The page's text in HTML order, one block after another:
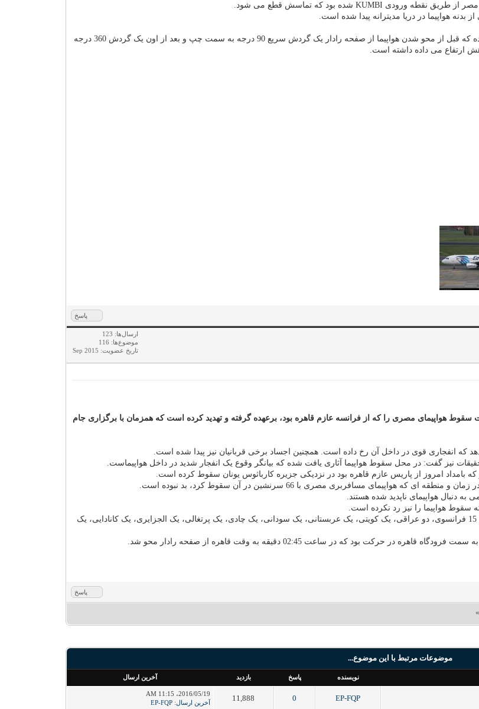
مقامات نظامی یونان هم قبل از آن گزارش داده بودند رادار آن ها نشان داده که قبل از محو شدن هواپیما از صفحه رادار یک گردش سریع 90 درجه به سمت چپ و بعد از اون یک گردش 360 درجه
پاسخ
ارسال‌ها: 123
موضوع‌ها: 116
تاریخ عضویت: Sep 2015
هواپیمای مصری را که از فرانسه عازم قاهره بود، برعهده گرفته و تهدید کرده است که همزمان با برگزاری جام
که انفجاری قوی در داخل آن رخ داده است. همچنین اجساد برخی قربانیان نیز پیدا شده است.
نیز گفت: در محل سقوط هواپیما آثاری یافت شده که بیانگر وقوع یک انفجار شدید در داخل هواپیماست.
بامداد امروز از پاریس عازم قاهره بود در نزدیکی جزیره کارباثوس یونان سقوط کرده است.
مسافربری مصری با 66 سرنشین در آن سقوط کرد، بد نبوده است.
دنبال هواپیمای ناپدید شده هستند.
سقوط هواپیما را نیز رد نکرده است.
شرکت هواپیمایی مصر ملیت مسافران هواپیمای ناپدید شده را 30 مصری، 15 فرانسوی، دو عراقی، یک کویتی، یک عربستانی، یک سودانی، یک چادی، یک پرتغالی، یک الجزایری، یک کانادایی، یک
پاسخ
»
موضوعات مرتبط با این موضوع...
نویسنده پاسخ بازدید آخرین ارسال
EP-FQP
0
11,888
2016/05/19، 11:15 AM
آخرین ارسال:
EP-FQP